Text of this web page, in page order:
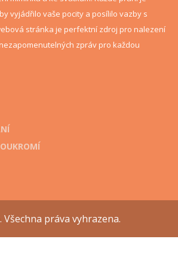
vyjádřilo vaše pocity a posílilo vazby s
stránka je perfektní zdroj pro nalezení
zpráv pro každou
Všechna práva vyhrazena.